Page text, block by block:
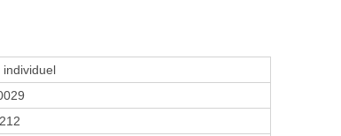
individuel